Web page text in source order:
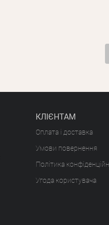
КЛІЄНТАМ
Оплата і доставка
Умови повернення
Політика
Угода користувача